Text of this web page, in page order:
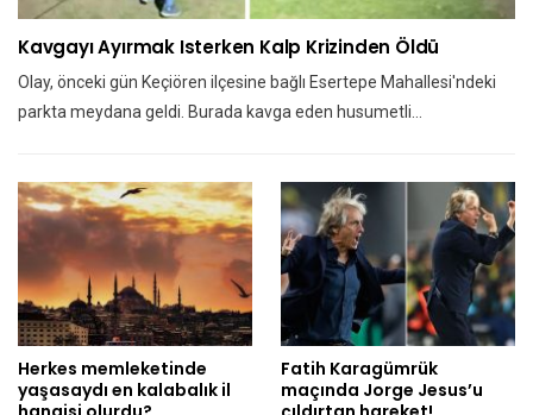
Kavgayı Ayırmak Isterken Kalp Krizinden Öldü
Olay, önceki gün Keçiören ilçesine bağlı Esertepe Mahallesi'ndeki
parkta meydana geldi. Burada kavga eden husumetli…
Herkes memleketinde
yaşasaydı en kalabalık il
Fatih Karagümrük
maçında Jorge Jesus’u